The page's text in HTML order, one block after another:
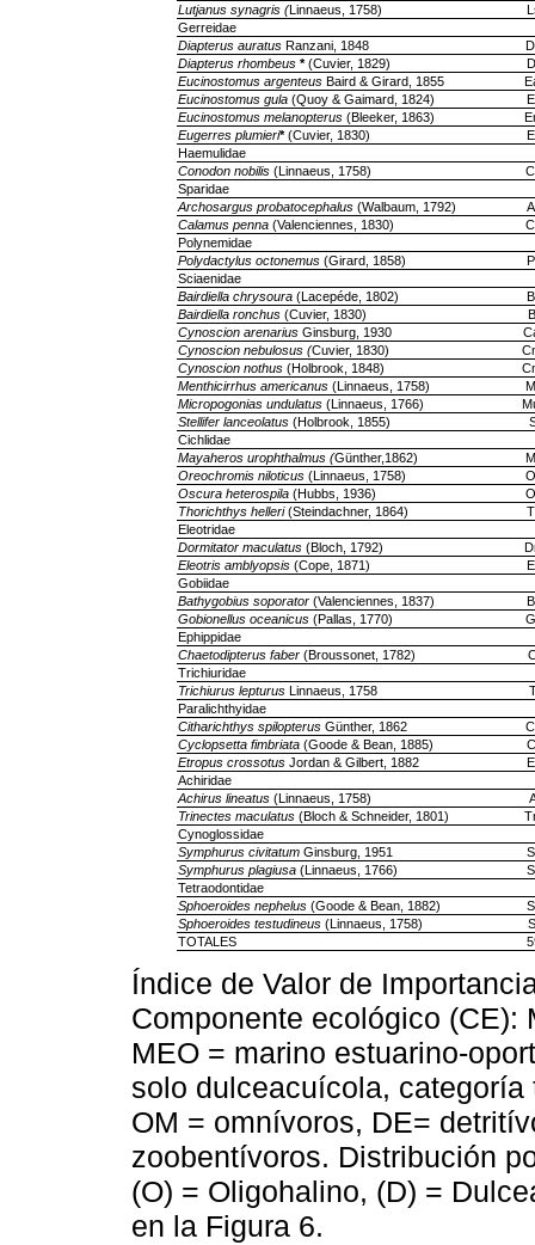
Lutjanus synagris (Linnaeus, 1758)
Gerreidae
Diapterus auratusRanzani, 1848
Diapterus rhombeus *(Cuvier, 1829)
Eucinostomus argenteusBaird & Girard, 1855
Eucinostomus gula(Quoy & Gaimard, 1824)
Eucinostomus melanopterus(Bleeker, 1863)
Eugerres plumieri*(Cuvier, 1830)
Haemulidae
Conodon nobilis(Linnaeus, 1758)
Sparidae
Archosargus probatocephalus(Walbaum, 1792)
Calamus penna(Valenciennes, 1830)
Polynemidae
Polydactylus octonemus(Girard, 1858)
Sciaenidae
Bairdiella chrysoura(Lacepéde, 1802)
Bairdiella ronchus(Cuvier, 1830)
Cynoscion arenariusGinsburg, 1930
Cynoscion nebulosus (Cuvier, 1830)
Cynoscion nothus(Holbrook, 1848)
Menthicirrhus americanus(Linnaeus, 1758)
Micropogonias undulatus(Linnaeus, 1766)
Stellifer lanceolatus(Holbrook, 1855)
Cichlidae
Mayaheros urophthalmus (Günther,1862)
Oreochromis niloticus(Linnaeus, 1758)
Oscura heterospila(Hubbs, 1936)
Thorichthys helleri(Steindachner, 1864)
Eleotridae
Dormitator maculatus(Bloch, 1792)
Eleotris amblyopsis(Cope, 1871)
Gobiidae
Bathygobius soporator(Valenciennes, 1837)
Gobionellus oceanicus(Pallas, 1770)
Ephippidae
Chaetodipterus faber(Broussonet, 1782)
Trichiuridae
Trichiurus lepturusLinnaeus, 1758
Paralichthyidae
Citharichthys spilopterusGünther, 1862
Cyclopsetta fimbriata(Goode & Bean, 1885)
Etropus crossotusJordan & Gilbert, 1882
Achiridae
Achirus lineatus(Linnaeus, 1758)
Trinectes maculatus(Bloch & Schneider, 1801)
Cynoglossidae
Symphurus civitatumGinsburg, 1951
Symphurus plagiusa(Linnaeus, 1766)
Tetraodontidae
Sphoeroides nephelus(Goode & Bean, 1882)
Sphoeroides testudineus(Linnaeus, 1758)
TOTALES
Índice de Valor de
Componente ecológico (CE):
MEO = marino estuarino-
solo dulceacuícola,
OM = omnívoros, DE=
zoobentívoros. Distribución
(O) = Oligohalino, (D) =
en la Figura 6.